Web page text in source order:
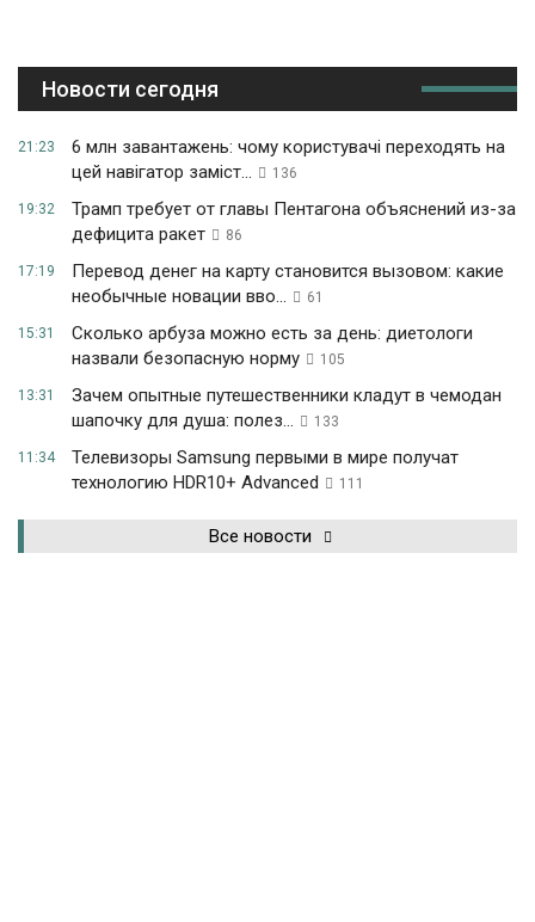
Новости сегодня
21:23
6 млн завантажень: чому користувачі переходять на
цей навігатор заміст...
136
19:32
Трамп требует от главы Пентагона объяснений из-за
дефицита ракет
86
17:19
Перевод денег на карту становится вызовом: какие
необычные новации вво...
61
15:31
Сколько арбуза можно есть за день: диетологи
назвали безопасную норму
105
13:31
Зачем опытные путешественники кладут в чемодан
шапочку для душа: полез...
133
11:34
Телевизоры Samsung первыми в мире получат
технологию HDR10+ Advanced
111
Все новости